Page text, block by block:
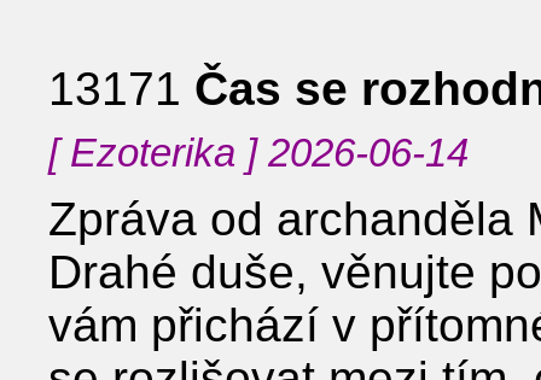
13171 Čas se
[ Ezoterika ] 2026-06-14
Zpráva od archanděla
Drahé duše, věnujte
vám přichází v